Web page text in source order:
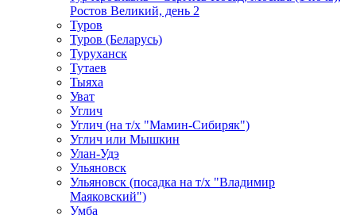
Ростов Великий, день 2
Туров
Туров (Беларусь)
Туруханск
Тутаев
Тыяха
Уват
Углич
Углич (на т/х "Мамин-Сибиряк")
Углич или Мышкин
Улан-Удэ
Ульяновск
Ульяновск (посадка на т/х "Владимир
Маяковский")
Умба